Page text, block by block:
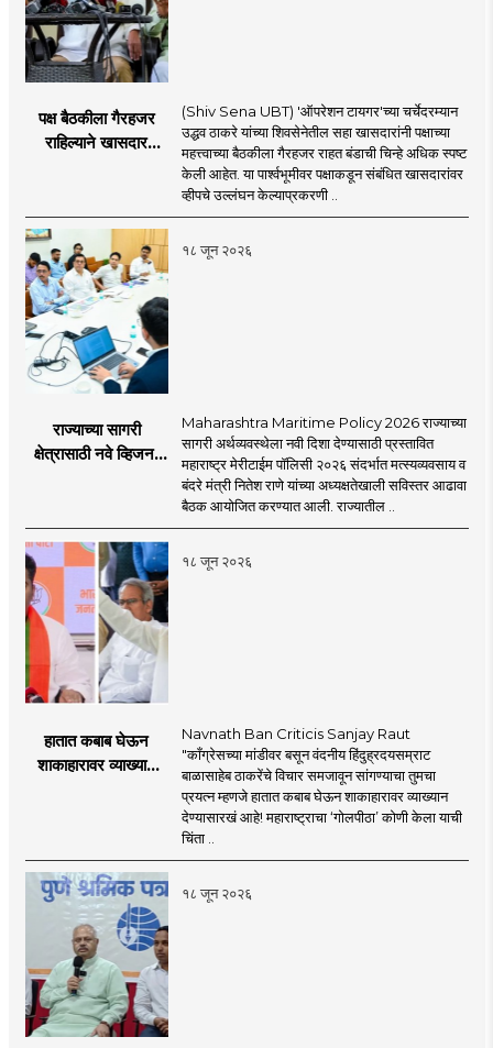
पक्ष बैठकीला गैरहजर
राहिल्याने खासदार
काय सांगतो?
(Shiv Sena UBT) 'ऑपरेशन टायगर'च्या चर्चेदरम्यान
उद्धव ठाकरे यांच्या शिवसेनेतील सहा खासदारांनी पक्षाच्या
महत्त्वाच्या बैठकीला गैरहजर राहत बंडाची चिन्हे अधिक स्पष्ट
केली आहेत. या पार्श्वभूमीवर पक्षाकडून संबंधित खासदारांवर
व्हीपचे उल्लंघन केल्याप्रकरणी ..
१८ जून २०२६
राज्याच्या सागरी
क्षेत्रासाठी नवे व्हिजन;
प्रस्ताव
Maharashtra Maritime Policy 2026 राज्याच्या
सागरी अर्थव्यवस्थेला नवी दिशा देण्यासाठी प्रस्तावित
महाराष्ट्र मेरीटाईम पॉलिसी २०२६ संदर्भात मत्स्यव्यवसाय व
बंदरे मंत्री नितेश राणे यांच्या अध्यक्षतेखाली सविस्तर आढावा
बैठक आयोजित करण्यात आली. राज्यातील ..
१८ जून २०२६
हातात कबाब घेऊन
शाकाहारावर व्याख्यान
Navnath Ban Criticis Sanjay Raut
"काँग्रेसच्या मांडीवर बसून वंदनीय हिंदुह्रदयसम्राट
बाळासाहेब ठाकरेंचे विचार समजावून सांगण्याचा तुमचा
प्रयत्न म्हणजे हातात कबाब घेऊन शाकाहारावर व्याख्यान
देण्यासारखं आहे! महाराष्ट्राचा ‘गोलपीठा’ कोणी केला याची
चिंता ..
१८ जून २०२६